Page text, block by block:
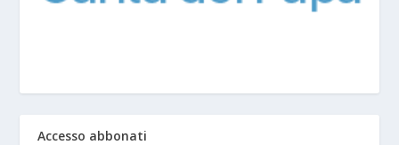
Accesso abbonati